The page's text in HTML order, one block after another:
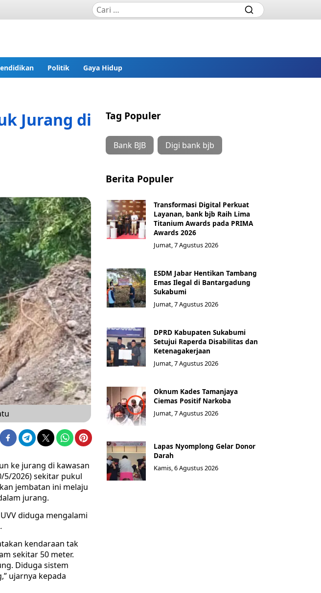
Politik Gaya Hidup
Jurang di
ke jurang di kawasan
5/2026) sekitar pukul
jembatan ini melaju
jurang.
diduga mengalami
kendaraan tak
sekitar 50 meter.
Diduga sistem
ujarnya kepada
Tag Populer
Bank BJB Digi bank bjb
Berita Populer
Transformasi Digital Perkuat
Layanan, bank bjb Raih Lima
Titanium Awards pada PRIMA
Awards 2026
Jumat, 7 Agustus 2026
ESDM Jabar Hentikan Tambang
Emas Ilegal di Bantargadung
Sukabumi
Jumat, 7 Agustus 2026
DPRD Kabupaten Sukabumi
Setujui Raperda Disabilitas dan
Ketenagakerjaan
Jumat, 7 Agustus 2026
Oknum Kades Tamanjaya
Ciemas Positif Narkoba
Jumat, 7 Agustus 2026
Lapas Nyomplong Gelar Donor
Darah
Kamis, 6 Agustus 2026